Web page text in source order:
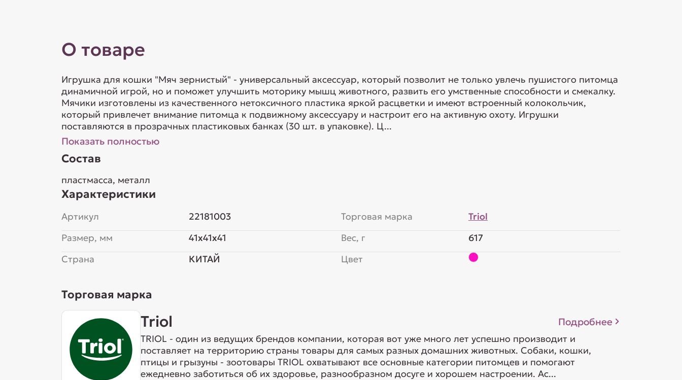
О товаре
Игрушка для кошки "Мяч зернистый" - универсальный аксессуар, который позволит не только увлечь пушистого питомца
динамичной игрой, но и поможет улучшить моторику мышц животного, развить его умственные способности и смекалку.
Мячики изготовлены из качественного нетоксичного пластика яркой расцветки и имеют встроенный колокольчик,
который привлечет внимание питомца к подвижному аксессуару и настроит его на активную охоту. Игрушки
поставляются в прозрачных пластиковых банках (30 шт. в упаковке). Ц...
Показать полностью
Состав
пластмасса, металл
Характеристики
Артикул
22181003
Размер, мм
41x41x41
Страна
КИТАЙ
Торговая марка
Triol
Вес, г
617
Цвет
Торговая марка
Triol Подробнее
TRIOL - один из ведущих брендов компании, которая вот уже много лет успешно производит и
поставляет на территорию страны товары для самых разных домашних животных. Собаки, кошки,
птицы и грызуны - зоотовары TRIOL охватывают все основные категории питомцев и помогают
ежедневно заботиться об их здоровье, разнообразном досуге и хорошем настроении. Ас...